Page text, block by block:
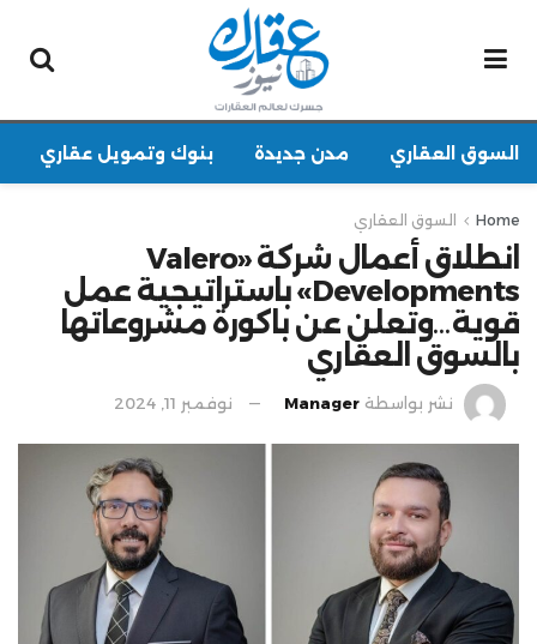
السوق العقاري مدن جديدة بنوك وتمويل عقاري
Home السوق العقاري
انطلاق أعمال شركة «Valero
Developments» باستراتيجية عمل
قوية…وتعلن عن باكورة مشروعاتها
بالسوق العقاري
نشر بواسطة Manager نوفمبر 11, 2024